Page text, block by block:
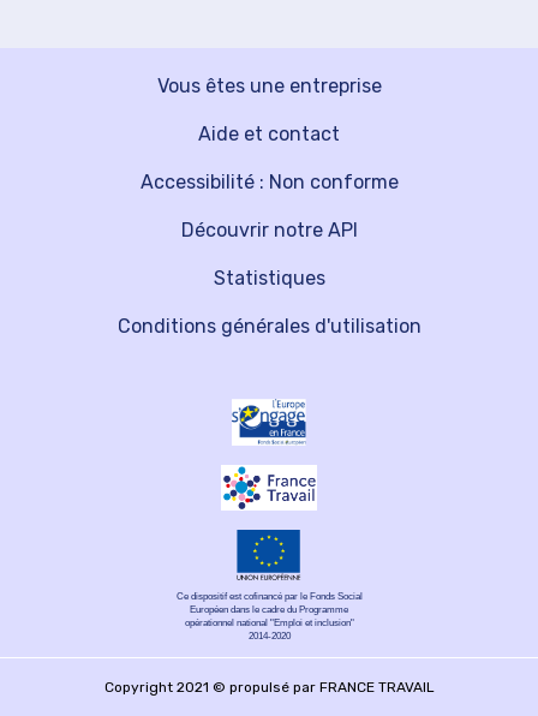
Vous êtes une entreprise
Découvrir notre API
Aide et contact
Statistiques
Accessibilité : Non conforme
Conditions générales d'utilisation
Ce dispositif est cofinancé par le Fonds Social
Européen dans le cadre du Programme
opérationnel national "Emploi et inclusion"
2014-2020
Copyright 2021 © propulsé par FRANCE TRAVAIL